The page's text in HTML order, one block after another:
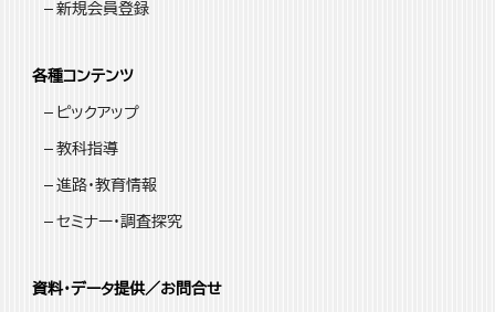
新規会員登録
各種コンテンツ
ピックアップ
教科指導
進路・教育情報
セミナー・調査探究
資料・データ提供／お問合せ